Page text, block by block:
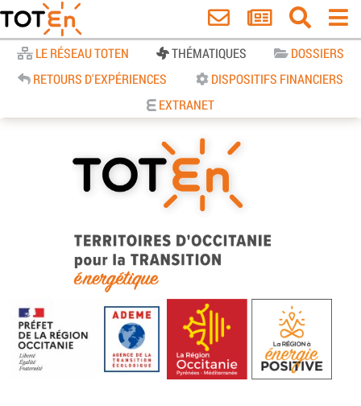
LE RÉSEAU TOTEN THÉMATIQUES
DOSSIERS
RETOURS D'EXPÉRIENCES
DISPOSITIFS FINANCIERS
EXTRANET
TOTEn Occitanie | Territoires
d’Occitanie pour la Transition
Energétique